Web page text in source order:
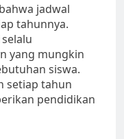
jadwal
tahunnya.
yang mungkin
siswa.
setiap tahun
pendidikan